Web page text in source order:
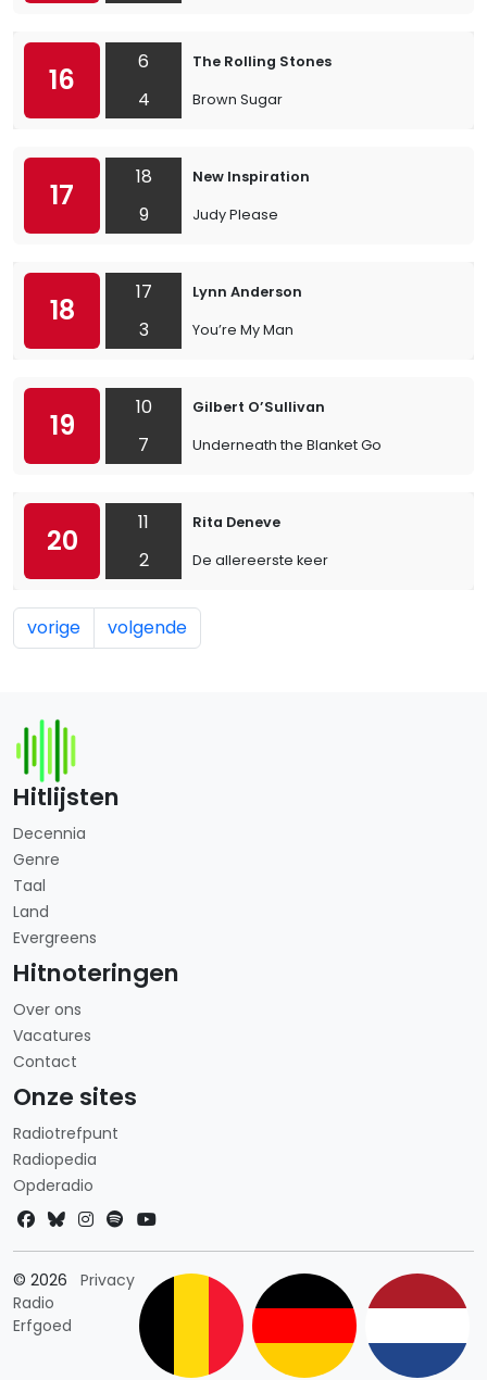
16
6
4
The Rolling Stones
Brown Sugar
17
18
9
New Inspiration
Judy Please
18
17
3
Lynn Anderson
You’re My Man
19
10
7
Gilbert O’Sullivan
Underneath the Blanket Go
20
11
2
Rita Deneve
De allereerste keer
vorige volgende
Hitlijsten
Decennia
Genre
Taal
Land
Evergreens
Hitnoteringen
Over ons
Vacatures
Contact
Onze sites
Radiotrefpunt
Radiopedia
Opderadio
© 2026
Radio
Erfgoed
PrivacyLandkeuze